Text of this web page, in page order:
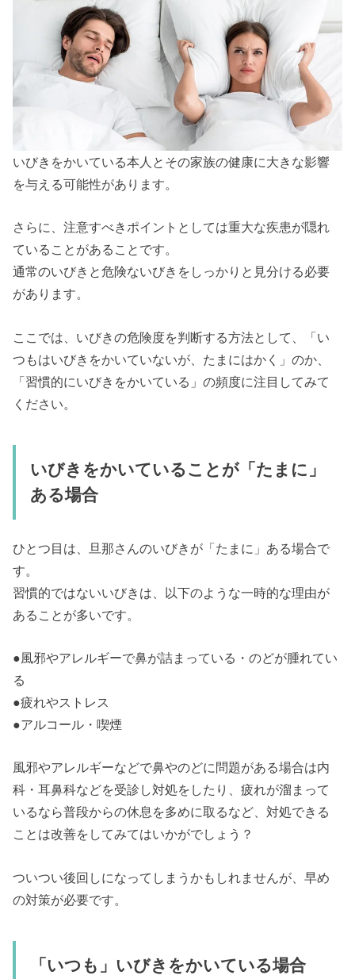
いびきをかいている本人とその家族の健康に大きな影響
を与える可能性があります。
さらに、注意すべきポイントとしては重大な疾患が隠れ
ていることがあることです。
通常のいびきと危険ないびきをしっかりと見分ける必要
があります。
ここでは、いびきの危険度を判断する方法として、「い
つもはいびきをかいていないが、たまにはかく」のか、
「習慣的にいびきをかいている」の頻度に注目してみて
ください。
いびきをかいていることが「たまに」
ある場合
ひとつ目は、旦那さんのいびきが「たまに」ある場合で
す。
習慣的ではないいびきは、以下のような一時的な理由が
あることが多いです。
●風邪やアレルギーで鼻が詰まっている・のどが腫れてい
る
●疲れやストレス
●アルコール・喫煙
風邪やアレルギーなどで鼻やのどに問題がある場合は内
科・耳鼻科などを受診し対処をしたり、疲れが溜まって
いるなら普段からの休息を多めに取るなど、対処できる
ことは改善をしてみてはいかがでしょう？
ついつい後回しになってしまうかもしれませんが、早め
の対策が必要です。
「いつも」いびきをかいている場合